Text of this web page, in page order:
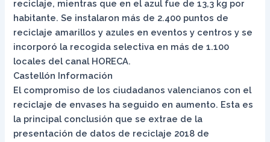
reciclaje, mientras que en el azul fue de 13,3 kg por
habitante. Se instalaron más de 2.400 puntos de
reciclaje amarillos y azules en eventos y centros y se
incorporó la recogida selectiva en más de 1.100
locales del canal HORECA.
Castellón Información
El compromiso de los ciudadanos valencianos con el
reciclaje de envases ha seguido en aumento. Esta es
la principal conclusión que se extrae de la
presentación de datos de reciclaje 2018 de